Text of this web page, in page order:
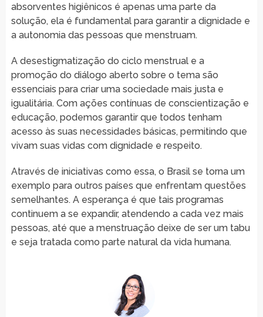
absorventes higiênicos é apenas uma parte da
solução, ela é fundamental para garantir a dignidade e
a autonomia das pessoas que menstruam.
A desestigmatização do ciclo menstrual e a
promoção do diálogo aberto sobre o tema são
essenciais para criar uma sociedade mais justa e
igualitária. Com ações contínuas de conscientização e
educação, podemos garantir que todos tenham
acesso às suas necessidades básicas, permitindo que
vivam suas vidas com dignidade e respeito.
Através de iniciativas como essa, o Brasil se torna um
exemplo para outros países que enfrentam questões
semelhantes. A esperança é que tais programas
continuem a se expandir, atendendo a cada vez mais
pessoas, até que a menstruação deixe de ser um tabu
e seja tratada como parte natural da vida humana.